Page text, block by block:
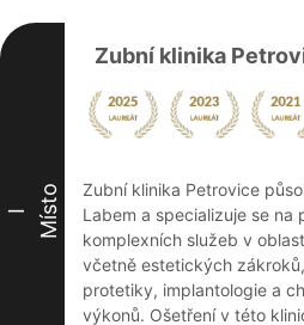
I Místo
Zubní klinika
Zubní klinika Petrovice
Labem a specializuje se na
komplexních služeb v
včetně estetických
protetiky, implantologie a
výkonů. Ošetření v této